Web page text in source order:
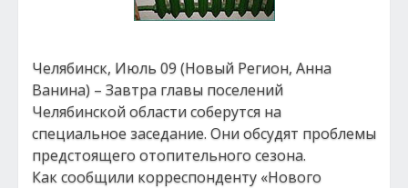
Челябинск, Июль 09 (Новый Регион, Анна
Ванина) – Завтра главы поселений
Челябинской области соберутся на
специальное заседание. Они обсудят проблемы
предстоящего отопительного сезона.
Как сообщили корреспонденту «Нового